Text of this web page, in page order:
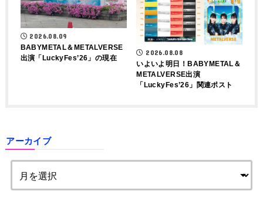
2026.08.09
BABYMETAL＆METALVERSE
出演「LuckyFes’26」の現在
2026.08.08
いよいよ明日！BABYMETAL＆
METALVERSE出演
「LuckyFes’26」関連ポスト
アーカイブ